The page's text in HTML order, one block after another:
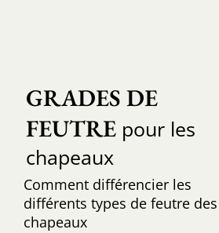
GRADES DE
FEUTREpour les
chapeaux
Comment différencier les
différents types de feutre des
chapeaux